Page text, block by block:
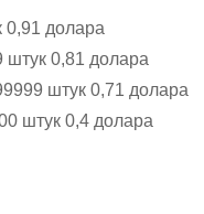
0,91 долара
0,81 долара
штук 0,71 долара
штук 0,4 долара